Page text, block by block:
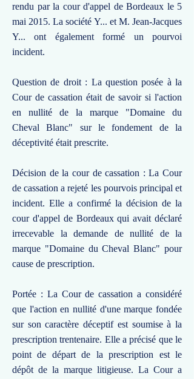
rendu par la cour d'appel de Bordeaux le 5
mai 2015. La société Y... et M. Jean-Jacques
Y... ont également formé un pourvoi
incident.
Question de droit : La question posée à la
Cour de cassation était de savoir si l'action
en nullité de la marque "Domaine du
Cheval Blanc" sur le fondement de la
déceptivité était prescrite.
Décision de la cour de cassation : La Cour
de cassation a rejeté les pourvois principal et
incident. Elle a confirmé la décision de la
cour d'appel de Bordeaux qui avait déclaré
irrecevable la demande de nullité de la
marque "Domaine du Cheval Blanc" pour
cause de prescription.
Portée : La Cour de cassation a considéré
que l'action en nullité d'une marque fondée
sur son caractère déceptif est soumise à la
prescription trentenaire. Elle a précisé que le
point de départ de la prescription est le
dépôt de la marque litigieuse. La Cour a